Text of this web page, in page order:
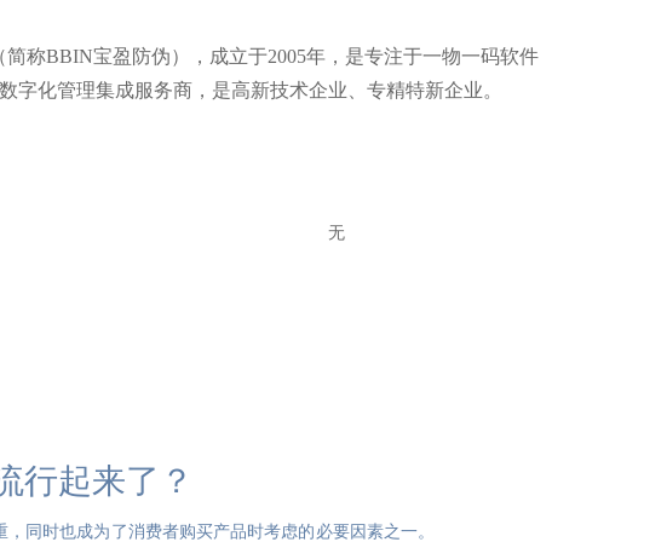
称BBIN宝盈防伪），成立于2005年，是专注于一物一码软件
化管理集成服务商，是高新技术企业、专精特新企业。
无
行起来了？
同时也成为了消费者购买产品时考虑的必要因素之一。